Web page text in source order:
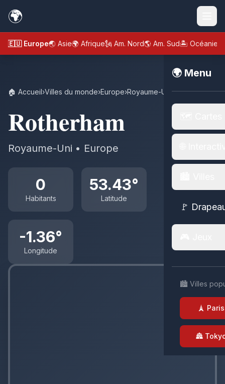
🌍
🇪🇺 Europe🌏 Asie🌍 Afrique🗽 Am. Nord🌎 Am. Sud🏝️ Océanie
🌍 Menu
🚩
🏙️ Villes
🗼 Paris
🏯
🏠 Accueil›Villes du monde›Europe›Royaume-Uni ›Rotherham
Rotherham
Royaume-Uni • Europe
0
Habitants
53.43°
Latitude
-1.36°
Longitude